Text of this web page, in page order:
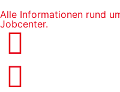
Alle Informationen rund
Jobcenter.